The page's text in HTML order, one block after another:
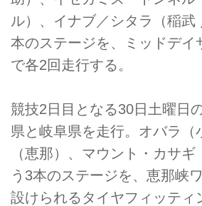
ル）、イナブ／シタラ（稲武
本のステージを、ミッドデイ
で各2回走行する。
競技2日目となる30日土曜日
県と岐阜県を走行。オバラ（
（恵那）、マウント・カサ
う3本のステージを、恵那峡
設けられるタイヤフィッティ